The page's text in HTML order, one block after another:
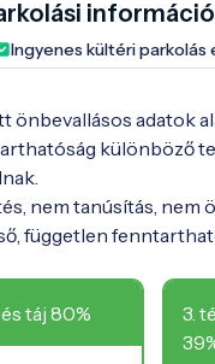
információ
Ingyenes kültéri parkolás
adatok
különböző
nem tanúsítás, nem
független
táj 80%
3.